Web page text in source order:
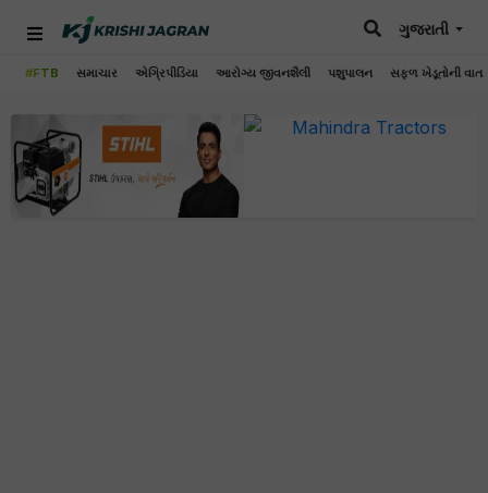
#FTB સમાચાર એગ્રિપીડિયા આરોગ્ય જીવનશૈલી પશુપાલન સફળ ખેડૂતોની વાત
ગુજરાતી